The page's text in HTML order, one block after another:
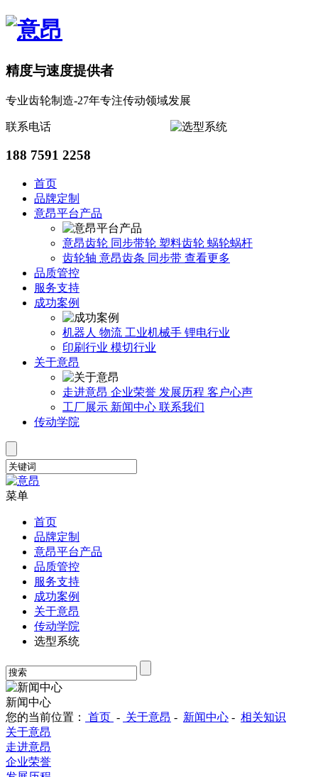
精度与速度提供者
专业齿轮制造-27年专注传动领域发展
联系电话
188 7591 2258
首页
品牌定制
意昂平台产品
意昂齿轮 同步带轮 塑料齿轮 蜗轮蜗杆
齿轮轴 意昂齿条 同步带 查看更多
品质管控
服务支持
成功案例
机器人 物流 工业机械手 锂电行业
印刷行业 模切行业
关于意昂
走进意昂 企业荣誉 发展历程 客户心声
工厂展示 新闻中心 联系我们
传动学院
菜单
首页
品牌定制
意昂平台产品
品质管控
服务支持
成功案例
关于意昂
传动学院
选型系统
新闻中心
您的当前位置：
首页 - 关于意昂 - 新闻中心 - 相关知识
关于意昂
走进意昂
企业荣誉